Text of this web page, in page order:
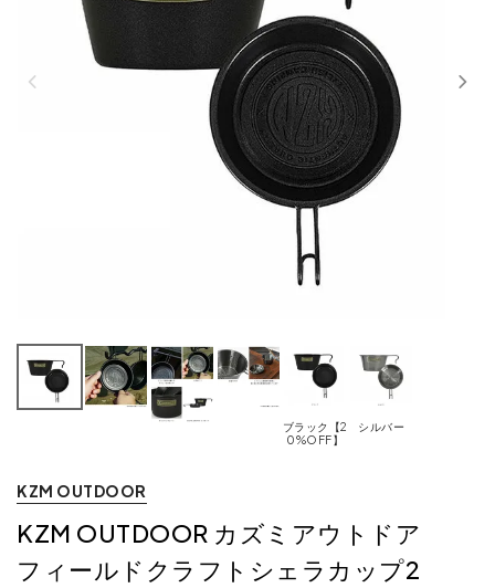
ブラック【2
0%OFF】
シルバー
KZM OUTDOOR
KZM OUTDOOR カズミアウトドア
フィールドクラフトシェラカップ2